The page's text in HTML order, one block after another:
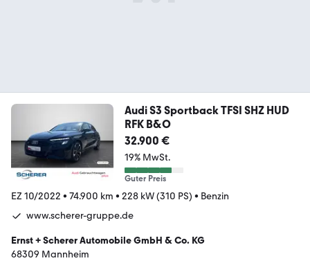
Audi S3 Sportback TFSI SHZ HUD
RFK B&O
32.900 €
19% MwSt.
Guter Preis
EZ 10/2022 • 74.900 km • 228 kW (310 PS) • Benzin
www.scherer-gruppe.de
Ernst + Scherer Automobile GmbH & Co. KG
68309 Mannheim